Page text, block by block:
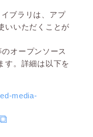
ブラリは、アプ
いいただくことが
オープンソース
す。詳細は以下を
media-